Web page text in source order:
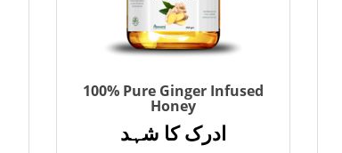
100% Pure Ginger Infused
Honey
ادرک کا شہد